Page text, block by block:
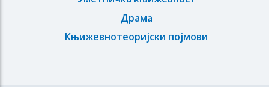
Драма
Књижевнотеоријски појмови